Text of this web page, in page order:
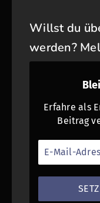
Willst du
werden?
Erfahre als
Beitrag